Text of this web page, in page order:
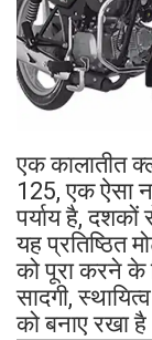
एक कालातीत
125, एक ऐसा
पर्याय है,
यह प्रतिष्ठित
को पूरा करने के
सादगी,
को बनाए रखा